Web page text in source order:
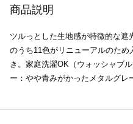
商品説明
ツルっとした生地感が特徴的な遮
のうち11色がリニューアルのた
き。家庭洗濯OK（ウォッシャブ
ー：やや青みがかったメタルグレ